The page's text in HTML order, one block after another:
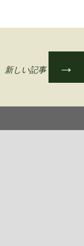
新しい記事 →